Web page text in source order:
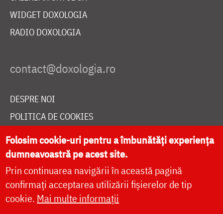
WIDGET DOXOLOGIA
RADIO DOXOLOGIA
DESPRE NOI
POLITICA DE COOKIES
DONEAZĂ ONLINE PENTRU CATEDRALA NAȚIONALĂ
LIVE
Folosim cookie-uri pentru a îmbunătăți experiența
dumneavoastră pe acest site.
Prin continuarea navigării în această pagină
confirmați acceptarea utilizării fișierelor de tip
cookie. Mai multe informații